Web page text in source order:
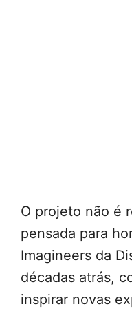
O projeto não é
pensada para
Imagineers da
décadas atrás,
inspirar novas